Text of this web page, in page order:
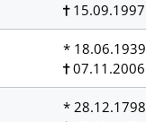
15.09.1997
* 18.06.1939
07.11.2006
* 28.12.1798